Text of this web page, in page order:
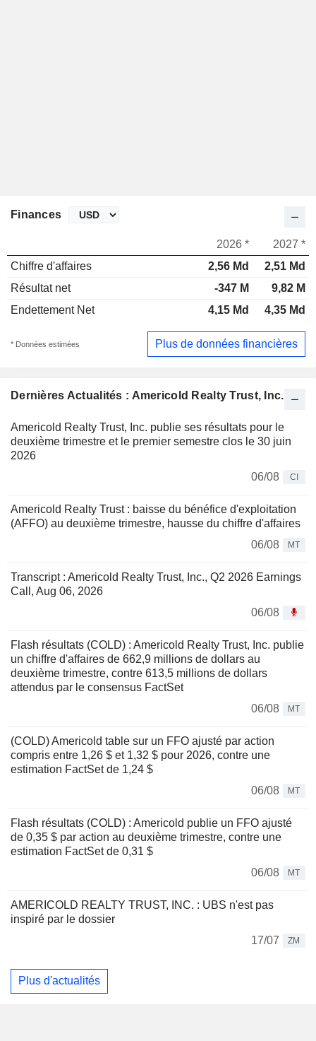
Dernières Actualités : Americold Realty Trust, Inc.
Americold Realty Trust, Inc. publie ses résultats pour le
deuxième trimestre et le premier semestre clos le 30 juin
2026
06/08
CI
Americold Realty Trust : baisse du bénéfice d'exploitation
(AFFO) au deuxième trimestre, hausse du chiffre d'affaires
06/08
MT
Transcript : Americold Realty Trust, Inc., Q2 2026 Earnings
Call, Aug 06, 2026
06/08
Flash résultats (COLD) : Americold Realty Trust, Inc. publie
un chiffre d'affaires de 662,9 millions de dollars au
deuxième trimestre, contre 613,5 millions de dollars
attendus par le consensus FactSet
06/08
MT
(COLD) Americold table sur un FFO ajusté par action
compris entre 1,26 $ et 1,32 $ pour 2026, contre une
estimation FactSet de 1,24 $
06/08
MT
Flash résultats (COLD) : Americold publie un FFO ajusté
de 0,35 $ par action au deuxième trimestre, contre une
estimation FactSet de 0,31 $
06/08
MT
AMERICOLD REALTY TRUST, INC. : UBS n'est pas
inspiré par le dossier
17/07
ZM
Plus d'actualités
Finances
2026 *
2027 *
Chiffre d'affaires
2,56 Md
2,51 Md
Résultat net
-347 M
9,82 M
Endettement Net
4,15 Md 4,35 Md
* Données estimées Plus de données financières